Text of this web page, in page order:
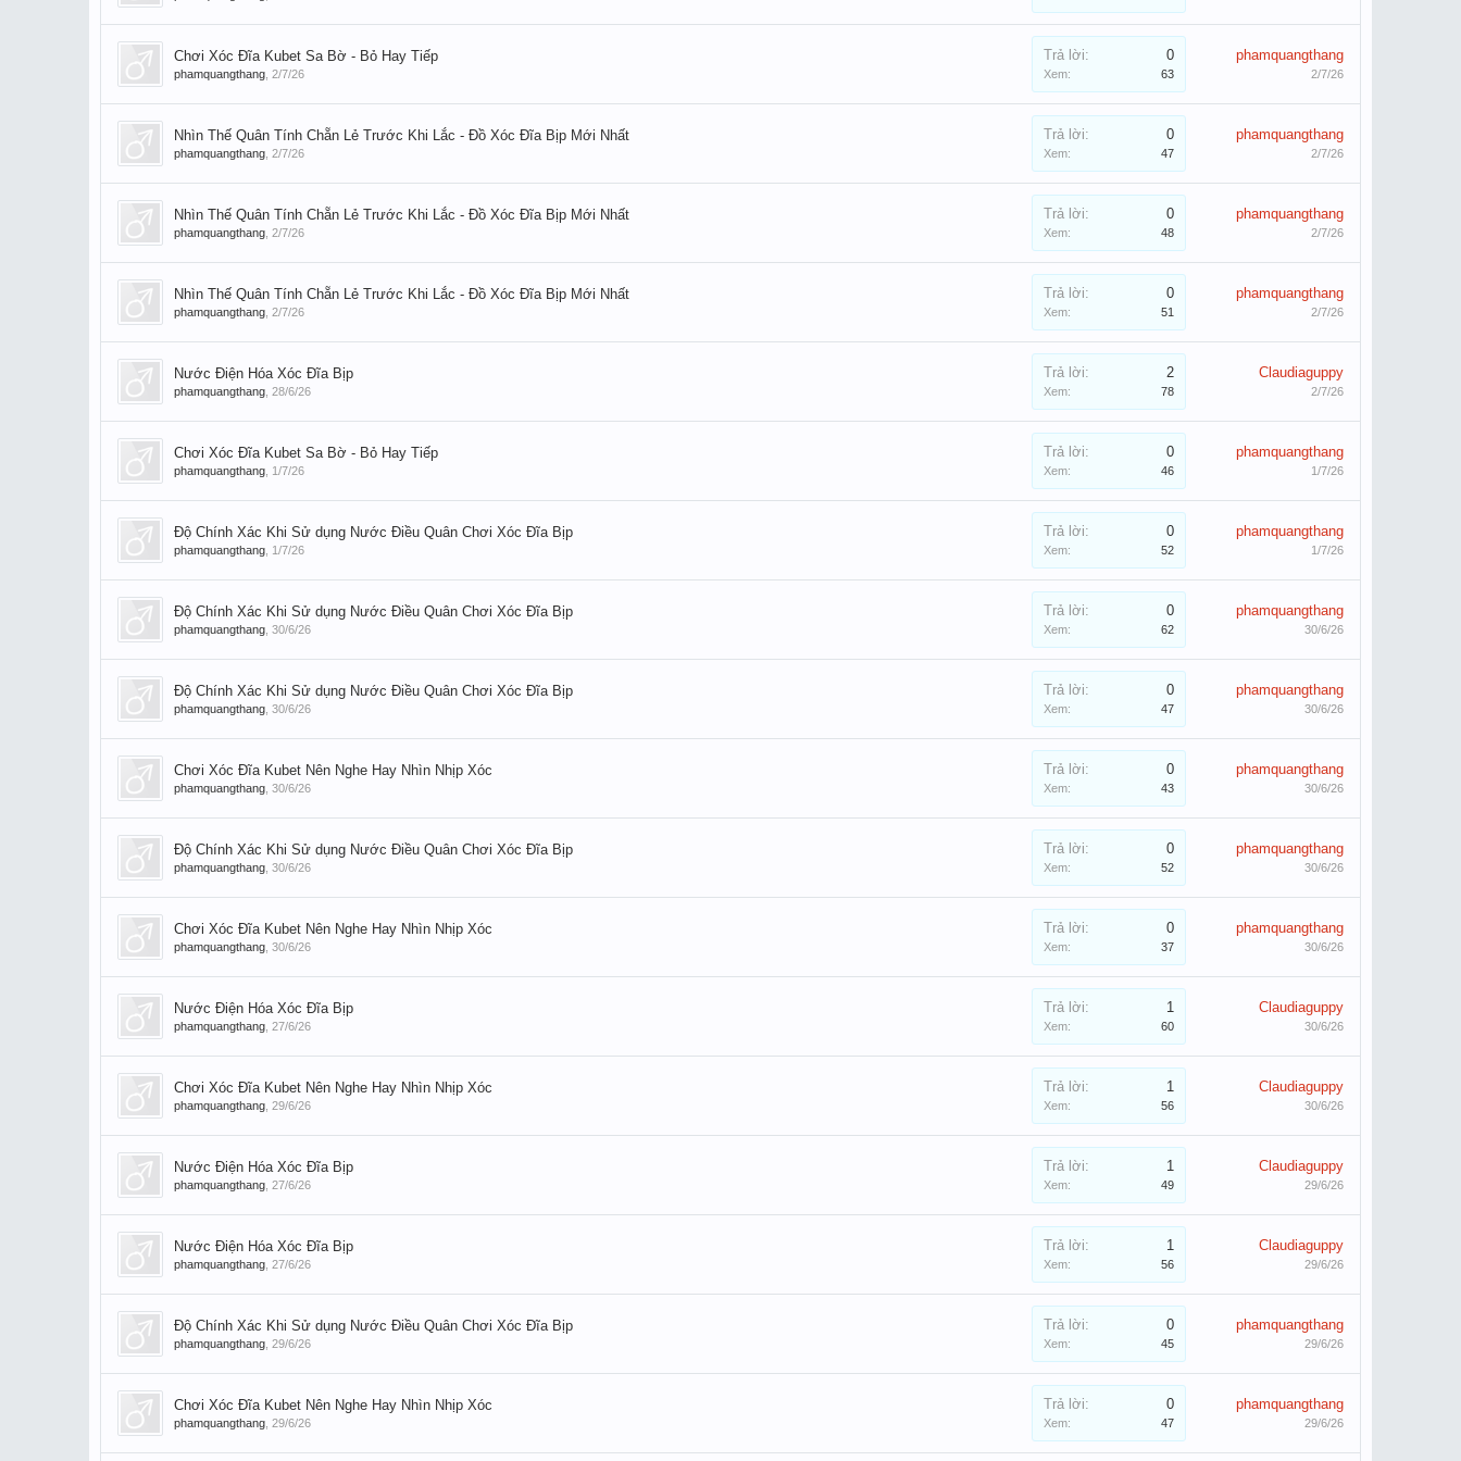
Chơi Xóc Đĩa Kubet Sa Bờ - Bỏ Hay Tiếp
phamquangthang 2/7/26
Trả lời: 0
Xem: 63
phamquangthang
2/7/26
Nhìn Thế Quân Tính Chẵn Lẻ Trước Khi Lắc - Đồ Xóc Đĩa Bịp Mới Nhất
phamquangthang 2/7/26
Trả lời: 0
Xem: 47
phamquangthang
2/7/26
Nhìn Thế Quân Tính Chẵn Lẻ Trước Khi Lắc - Đồ Xóc Đĩa Bịp Mới Nhất
phamquangthang 2/7/26
Trả lời: 0
Xem: 48
phamquangthang
2/7/26
Nhìn Thế Quân Tính Chẵn Lẻ Trước Khi Lắc - Đồ Xóc Đĩa Bịp Mới Nhất
phamquangthang 2/7/26
Trả lời: 0
Xem: 51
phamquangthang
2/7/26
Nước Điện Hóa Xóc Đĩa Bịp
phamquangthang 28/6/26
Trả lời: 2
Xem: 78
Claudiaguppy
2/7/26
Chơi Xóc Đĩa Kubet Sa Bờ - Bỏ Hay Tiếp
phamquangthang 1/7/26
Trả lời: 0
Xem: 46
phamquangthang
1/7/26
Độ Chính Xác Khi Sử dụng Nước Điều Quân Chơi Xóc Đĩa Bịp
phamquangthang 1/7/26
Trả lời: 0
Xem: 52
phamquangthang
1/7/26
Độ Chính Xác Khi Sử dụng Nước Điều Quân Chơi Xóc Đĩa Bịp
phamquangthang 30/6/26
Trả lời: 0
Xem: 62
phamquangthang
30/6/26
Độ Chính Xác Khi Sử dụng Nước Điều Quân Chơi Xóc Đĩa Bịp
phamquangthang 30/6/26
Trả lời: 0
Xem: 47
phamquangthang
30/6/26
Chơi Xóc Đĩa Kubet Nên Nghe Hay Nhìn Nhịp Xóc
phamquangthang 30/6/26
Trả lời: 0
Xem: 43
phamquangthang
30/6/26
Độ Chính Xác Khi Sử dụng Nước Điều Quân Chơi Xóc Đĩa Bịp
phamquangthang 30/6/26
Trả lời: 0
Xem: 52
phamquangthang
30/6/26
Chơi Xóc Đĩa Kubet Nên Nghe Hay Nhìn Nhịp Xóc
phamquangthang 30/6/26
Trả lời: 0
Xem: 37
phamquangthang
30/6/26
Nước Điện Hóa Xóc Đĩa Bịp
phamquangthang 27/6/26
Trả lời: 1
Xem: 60
Claudiaguppy
30/6/26
Chơi Xóc Đĩa Kubet Nên Nghe Hay Nhìn Nhịp Xóc
phamquangthang 29/6/26
Trả lời: 1
Xem: 56
Claudiaguppy
30/6/26
Nước Điện Hóa Xóc Đĩa Bịp
phamquangthang 27/6/26
Trả lời: 1
Xem: 49
Claudiaguppy
29/6/26
Nước Điện Hóa Xóc Đĩa Bịp
phamquangthang 27/6/26
Trả lời: 1
Xem: 56
Claudiaguppy
29/6/26
Độ Chính Xác Khi Sử dụng Nước Điều Quân Chơi Xóc Đĩa Bịp
phamquangthang 29/6/26
Trả lời: 0
Xem: 45
phamquangthang
29/6/26
Chơi Xóc Đĩa Kubet Nên Nghe Hay Nhìn Nhịp Xóc
phamquangthang 29/6/26
Trả lời: 0
Xem: 47
phamquangthang
29/6/26